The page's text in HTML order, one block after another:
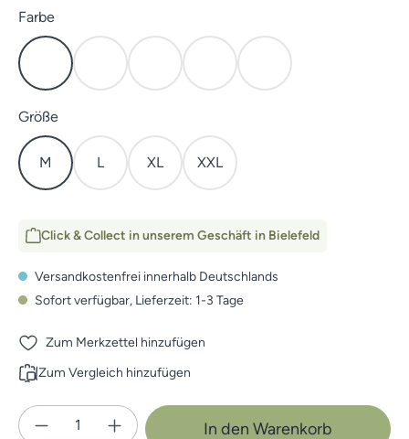
Farbeauswählen
Elevated II Subalpine Waterfowl MarshWaterfowl Timber
Dusty Olive
Größeauswählen
M L XL XXL
Click & Collect in unserem Geschäft in Bielefeld
Versandkostenfrei innerhalb Deutschlands
Sofort verfügbar, Lieferzeit: 1-3 Tage
Zum Merkzettel hinzufügen
Zum Vergleich hinzufügen
Produkt Anzahl: Gib den gewünschten
In den Warenkorb